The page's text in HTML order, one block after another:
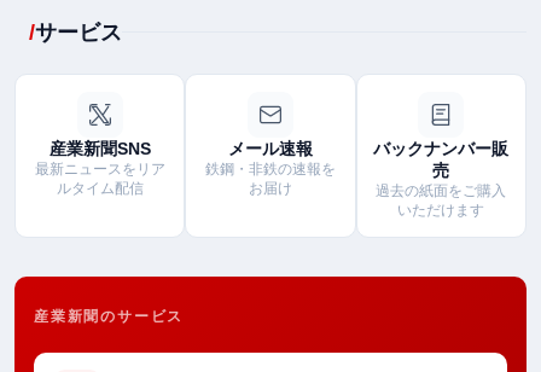
サービス
産業新聞SNS
最新ニュースをリア
ルタイム配信
メール速報
鉄鋼・非鉄の速報を
お届け
バックナンバー販
売
過去の紙面をご購入
いただけます
産業新聞のサービス